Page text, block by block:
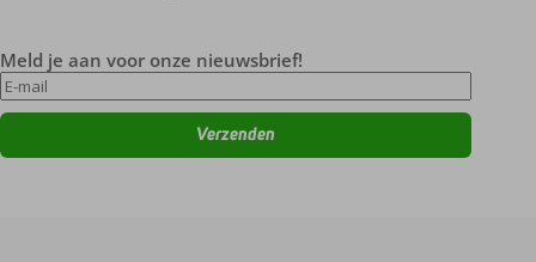
Meld je aan voor onze nieuwsbrief!